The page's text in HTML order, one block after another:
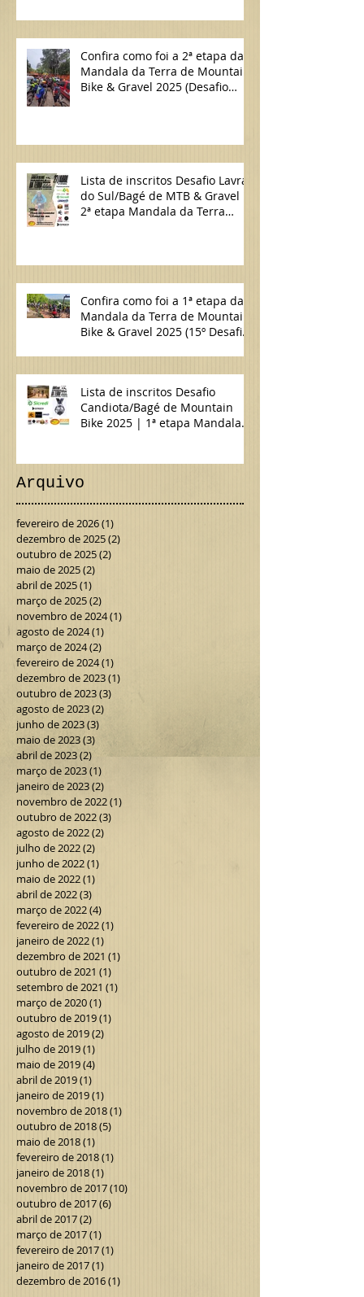
Confira como foi a 2ª etapa da
Mandala da Terra de Mountain
Bike & Gravel 2025 (Desafio
Lista de inscritos Desafio Lavras
do Sul/Bagé de MTB & Gravel |
2ª etapa Mandala da Terra
Confira como foi a 1ª etapa da
Mandala da Terra de Mountain
Bike & Gravel 2025 (15º Desafio
Lista de inscritos Desafio
Candiota/Bagé de Mountain
Bike 2025 | 1ª etapa Mandala
Arquivo
fevereiro de 2026(1)
dezembro de 2025(2)
outubro de 2025(2)
maio de 2025(2)
abril de 2025(1)
março de 2025(2)
novembro de 2024(1)
agosto de 2024(1)
março de 2024(2)
fevereiro de 2024(1)
dezembro de 2023(1)
outubro de 2023(3)
agosto de 2023(2)
junho de 2023(3)
maio de 2023(3)
abril de 2023(2)2 posts
março de 2023(1)
janeiro de 2023(2)
novembro de 2022(1)
outubro de 2022(3)
agosto de 2022(2)
julho de 2022(2)
junho de 2022(1)
maio de 2022(1)
abril de 2022(3)
março de 2022(4)
fevereiro de 2022(1)
janeiro de 2022(1)
dezembro de 2021 (1)
outubro de 2021 (1)
setembro de 2021 (1)
março de 2020(1)
outubro de 2019(1)
agosto de 2019(2)
julho de 2019(1)
maio de 2019(4)
abril de 2019(1)
janeiro de 2019(1)
novembro de 2018(1)
outubro de 2018(5)
maio de 2018(1)
fevereiro de 2018(1)
janeiro de 2018(1)
novembro de 2017(10)
outubro de 2017(6)
abril de 2017(2)
março de 2017(1)
fevereiro de 2017(1)
janeiro de 2017(1)
dezembro de 2016(1)